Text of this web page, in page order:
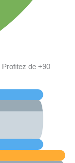
Profitez de +90